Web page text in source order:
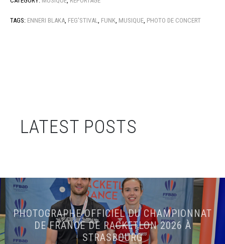
TAGS: ENNERI BLAKA, FEG'STIVAL, FUNK, MUSIQUE, PHOTO DE CONCERT
LATEST POSTS
PHOTOGRAPHE OFFICIEL DU CHAMPIONNAT
DE FRANCE DE RACKETLON 2026 À
STRASBOURG